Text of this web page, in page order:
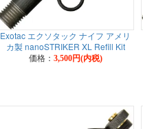
Exotac エクソタック ナイフ アメリ
カ製 nanoSTRIKER XL Refill Kit
価格： 3,500円(内税)